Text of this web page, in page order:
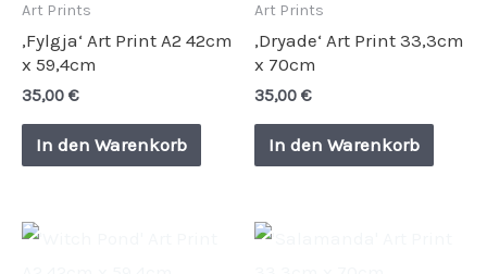
Art Prints
‚Fylgja‘ Art Print A2 42cm
x 59,4cm
35,00 €
In den Warenkorb
Art Prints
‚Dryade‘ Art Print 33,3cm
x 70cm
35,00 €
In den Warenkorb